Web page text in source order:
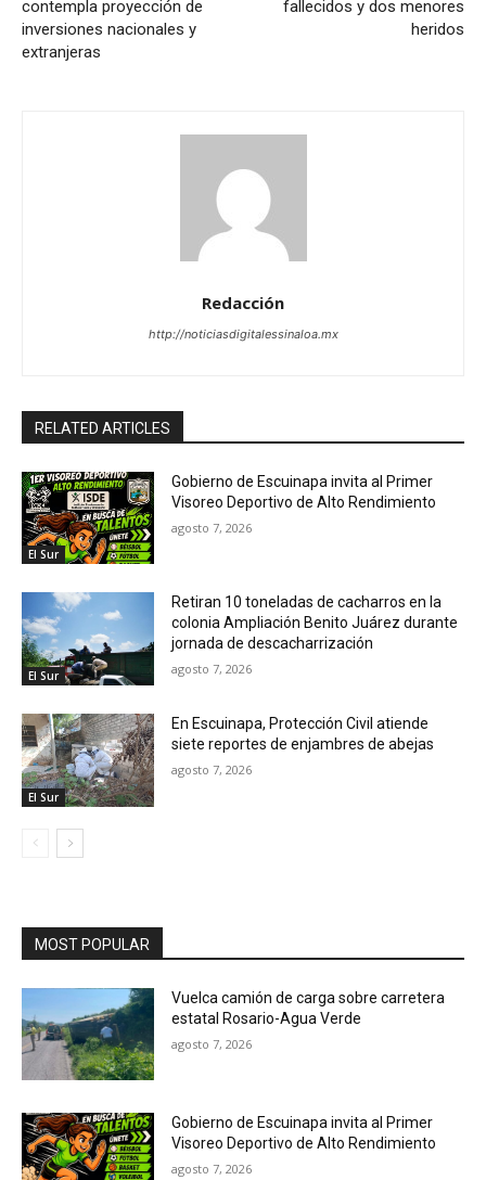
contempla proyección de
inversiones nacionales y
extranjeras
fallecidos y dos menores
heridos
Redacción
http://noticiasdigitalessinaloa.mx
RELATED ARTICLES
El Sur
Gobierno de Escuinapa invita al Primer
Visoreo Deportivo de Alto Rendimiento
agosto 7, 2026
El Sur
Retiran 10 toneladas de cacharros en la
colonia Ampliación Benito Juárez durante
jornada de descacharrización
agosto 7, 2026
El Sur
En Escuinapa, Protección Civil atiende
siete reportes de enjambres de abejas
agosto 7, 2026
MOST POPULAR
Vuelca camión de carga sobre carretera
estatal Rosario-Agua Verde
agosto 7, 2026
Gobierno de Escuinapa invita al Primer
Visoreo Deportivo de Alto Rendimiento
agosto 7, 2026